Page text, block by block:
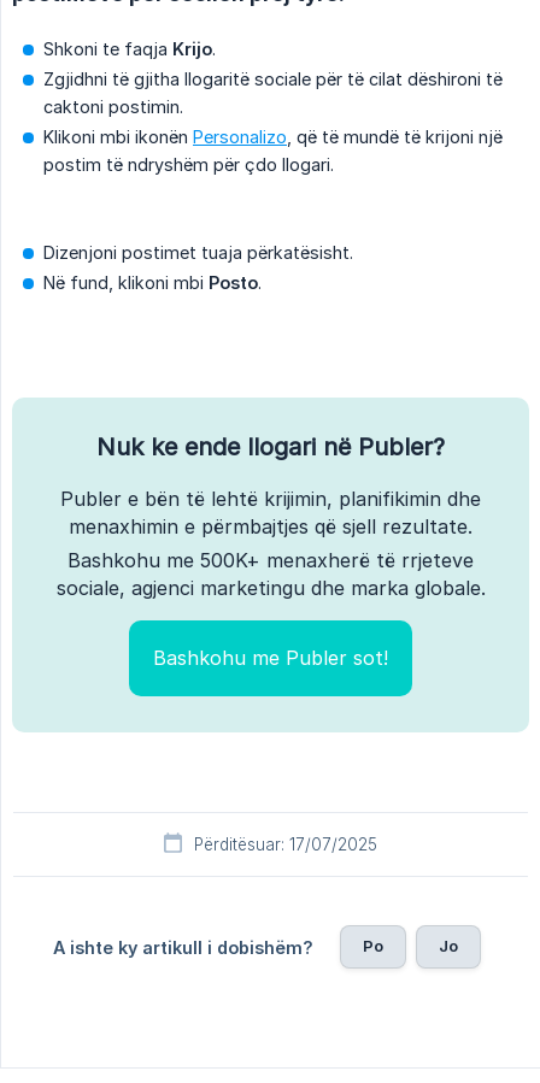
Shkoni te faqja Krijo.
Zgjidhni të gjitha llogaritë sociale për të cilat dëshironi të
caktoni postimin.
Klikoni mbi ikonën Personalizo , që të mundë të krijoni një
postim të ndryshëm për çdo llogari.
Dizenjoni postimet tuaja përkatësisht.
Në fund, klikoni mbi Posto.
Nuk ke ende llogari në Publer?
Publer e bën të lehtë krijimin, planifikimin dhe
menaxhimin e përmbajtjes që sjell rezultate.
Bashkohu me 500K+ menaxherë të rrjeteve
sociale, agjenci marketingu dhe marka globale.
Bashkohu me Publer sot!
Përditësuar: 17/07/2025
A ishte ky artikull i dobishëm? Po Jo